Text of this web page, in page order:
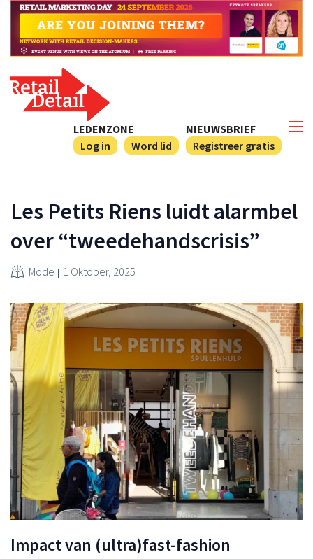
NIEUWSBRIEF
Registreer gratis
LEDENZONE
Log in
Word lid
Les Petits Riens luidt alarmbel
over “tweedehandscrisis”
Mode 1 Oktober, 2025
Impact van (ultra)fast-fashion